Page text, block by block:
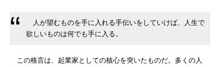
人が望むものを手に入れる手伝いをしていけば、人生で
欲しいものは何でも手に入る。
この格言は、起業家としての核心を突いたものだ。多くの人